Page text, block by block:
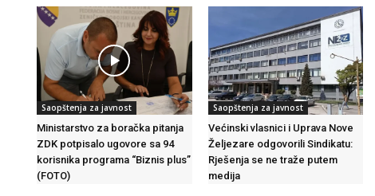
Saopštenja za javnost
Ministarstvo za boračka pitanja
ZDK potpisalo ugovore sa 94
korisnika programa “Biznis plus”
(FOTO)
Saopštenja za javnost
Većinski vlasnici i Uprava Nove
Željezare odgovorili Sindikatu:
Rješenja se ne traže putem
medija